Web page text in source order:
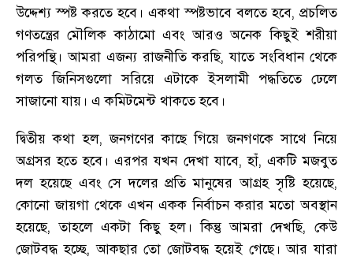
উদ্দেশ্য স্পষ্ট করতে হবে । একথা স্পষ্টভাবে বলতে হবে, প্রচলিত
গণতন্ত্রের মৌলিক কাঠামো এবং আরও অনেক কিছুই শরীয়া
পরিপন্থি। আমরা এজন্য রাজনীতি করছি,যাতে সংবিধান থেকে
গলত জিনিসগুলো সরিয়ে এটাকে ইসলামী পদ্ধতিতে ঢেলে
সাজানো যায় । এ কমিটমেন্ট থাকতে হবে ।
দ্বিতীয় কথা হল,জনগণের কাছে গিয়ে জনগণকে সাথে নিয়ে
অগ্রসর হতে হবে । এরপর যখন দেখা যাবে,হাঁ, একটি মজবুত
দল হয়েছে এবং সে দলের প্রতি মানুষের আগ্রহ সৃষ্টি হয়েছে,
কোনো জায়গা থেকে এখন একক নির্বাচন করার মতো অবস্থান
হয়েছে,তাহলে একটা কিছু হল। কিন্তু আমরা দেখছি, কেউ
জোটবদ্ধ হচ্ছে,আকছার তো জোটবদ্ধ হয়েই গেছে। আর যারা